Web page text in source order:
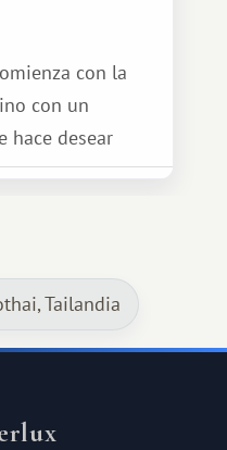
con la
con un
hace desear
Tailandia